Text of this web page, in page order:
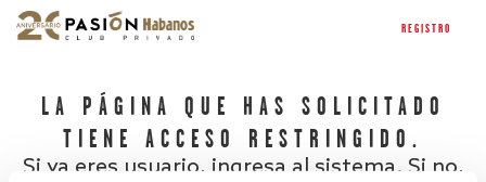
REGISTRO
LA PÁGINA QUE HAS SOLICITADO
TIENE ACCESO RESTRINGIDO.
Si ya eres usuario, ingresa al sistema. Si no,